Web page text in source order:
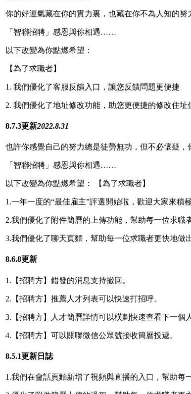
你的好運氣藏在你的實力裏，也藏在你不為人知的努
「智聯招聘」感恩與你相遇……
以下改變為你點燃希望：
【為了求職者】
1. 我們優化了客服反饋入口，讓您反饋問題更便捷
2. 我們優化了地址修改功能，助您更便捷的修改住址
8.7.3更新2022.8.31
也許你感覺自己的努力總是徒勞無功，但不必懷疑
「智聯招聘」感恩與你相遇……
以下改變為你點燃希望： 【為了求職者】
1.一年一度的“最佳雇主”評選開始啦，歡迎大家來積
2.我們優化了附件簡曆的上傳功能，幫助每一位求職
3.我們優化了聊天頁麵，幫助每一位求職者更快地做
8.6.8更新
1.【招聘方】錯發的消息支持撤回。
2.【招聘方】推薦人才列表可以快速打招呼。
3.【招聘方】人才簡曆詳情可以橫劃快速查看下一個
4.【招聘方】可以關聯微信公眾號接收簡曆投遞。
8.5.1更新日誌
1.我們在會話頁麵新增了視頻與直播的入口，幫助每